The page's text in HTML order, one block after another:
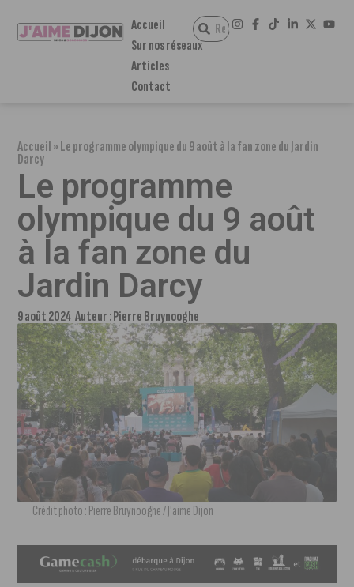
Accueil
Sur nos réseaux
Articles
Contact
Accueil»Le programme olympique du 9 août à la fan zone du Jardin
Darcy
Le programme
olympique du 9 août
à la fan zone du
Jardin Darcy
9 août 2024 Auteur :Pierre Bruynooghe
Crédit photo : Pierre Bruynooghe / J'aime Dijon